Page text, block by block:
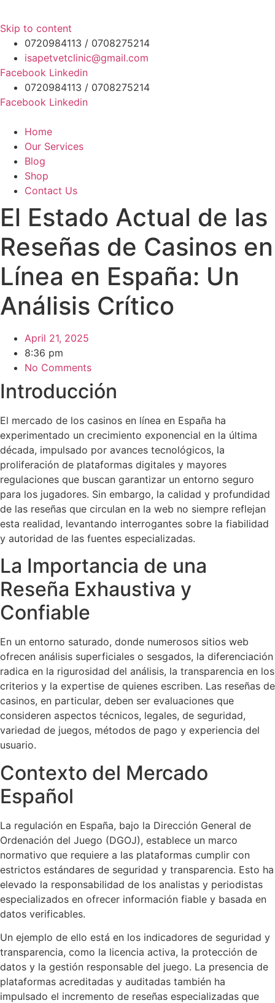
Skip to content
0720984113 / 0708275214
isapetvetclinic@gmail.com
Facebook Linkedin
0720984113 / 0708275214
Facebook Linkedin
Home
Our Services
Blog
Shop
Contact Us
El Estado Actual de las
Reseñas de Casinos en
Línea en España: Un
Análisis Crítico
April 21, 2025
8:36 pm
No Comments
Introducción
El mercado de los casinos en línea en España ha
experimentado un crecimiento exponencial en la última
década, impulsado por avances tecnológicos, la
proliferación de plataformas digitales y mayores
regulaciones que buscan garantizar un entorno seguro
para los jugadores. Sin embargo, la calidad y profundidad
de las reseñas que circulan en la web no siempre reflejan
esta realidad, levantando interrogantes sobre la fiabilidad
y autoridad de las fuentes especializadas.
La Importancia de una
Reseña Exhaustiva y
Confiable
En un entorno saturado, donde numerosos sitios web
ofrecen análisis superficiales o sesgados, la diferenciación
radica en la rigurosidad del análisis, la transparencia en los
criterios y la expertise de quienes escriben. Las reseñas de
casinos, en particular, deben ser evaluaciones que
consideren aspectos técnicos, legales, de seguridad,
variedad de juegos, métodos de pago y experiencia del
usuario.
Contexto del Mercado
Español
La regulación en España, bajo la Dirección General de
Ordenación del Juego (DGOJ), establece un marco
normativo que requiere a las plataformas cumplir con
estrictos estándares de seguridad y transparencia. Esto ha
elevado la responsabilidad de los analistas y periodistas
especializados en ofrecer información fiable y basada en
datos verificables.
Un ejemplo de ello está en los indicadores de seguridad y
transparencia, como la licencia activa, la protección de
datos y la gestión responsable del juego. La presencia de
plataformas acreditadas y auditadas también ha
impulsado el incremento de reseñas especializadas que